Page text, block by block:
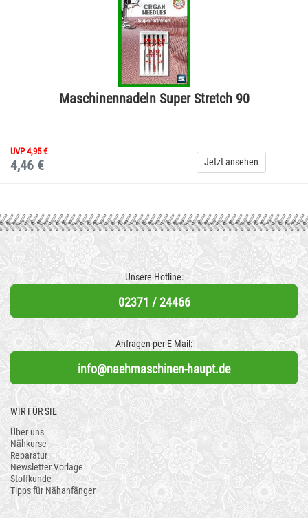
Maschinennadeln Super Stretch 90
UVP 4,95 €
4,46 € Jetzt ansehen
Unsere Hotline:
02371 / 24466
Anfragen per E-Mail:
info@naehmaschinen-haupt.de
WIR FÜR SIE
Über uns
Nähkurse
Reparatur
Newsletter Vorlage
Stoffkunde
Tipps für Nähanfänger